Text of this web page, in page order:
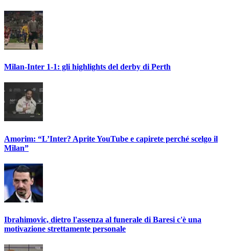
Milan-Inter 1-1: gli highlights del derby di Perth
Amorim: “L’Inter? Aprite YouTube e capirete perché scelgo il
Milan”
Ibrahimovic, dietro l'assenza al funerale di Baresi c'è una
motivazione strettamente personale